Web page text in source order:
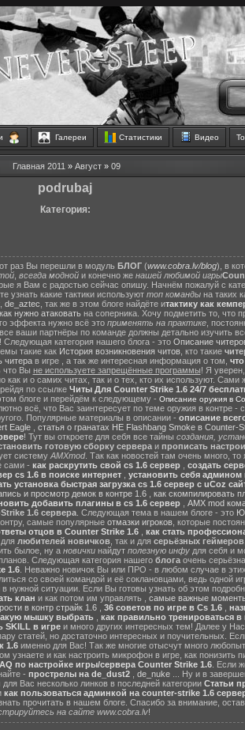
Галереи Статистики Видео
Главная 2011 » Август » 09
podrubaj
Категория:
раз Вы перешли в модуль БЛОГ (www.cobra.lv/blog), в
всегда модной и конечно же нашей любимой игры
я Вам с радостью сейчас опишу. Начнём пожалуй с
узнать какие тактики используют топ командына таких
de_aztec , так же в этом блоге найдёте итактику как
как нужно атаковать на соперника. Хочу подметить то, что
эффекта нужно всё это применять на практике,
все ваши партнёры по команде должны детально изучить
категория нашего блога - это Описание
такие как История возникновения читов , кто такие
читера в игре , а так же интересная информация о том,
что Вы не используете запрещённые программы! Я
как и о самих читах, так и о тех, кто их используют. Сами
по ссылке Читы Для Counter Strike 1.6 24/7
блоге и перейдём к следующему - Описание оружия в
всё, что Вас заинтересует по теме оружия в контре -
Популярные материалы в описании - описание
Eagle статья о гранатах HE Flashbang Smoke в Counter-
! Тут вы откроете для себя все тайны создания,
готовую сборку сервера и прописать
систему AMXmod. Так как новостей там очень много,
сами - как раскрутить свой cs 1.6 сервер
создать
cs 1.6 в поиске интернет
установить себя админом
установка быстрая загрузка cs 1.6 сервер с uCoz
и просмотр демок в контре 1.6 как скомпилировать
добавить плагины в cs 1.6 сервер, AMX mod
1.6 сервера . Следующая тема в нашем блоге - это
самые популярные отмазки игроков , которые
отцов в Counter Strike 1.6 как стать
любителей новичков , так и для серьёзных геймеров
былое, ну а новички найдут полезную инфу для себя и
Следующая категория нашего блогаочень
1.6. Неважно новичок Вы или ПРО - в любом случае в
со своей командой и её соклановцами, ведь одной
нужной ситуации. Если Вы готовы узнать об этом
клан и как потом им управлять , самые важные
в контр страйк 1.6 36 советов по игре в Cs 1.6
мышку выбрать, как правильно тренироваться в
SKILL в игреи много других интересных тем! Далее у
статей, но достаточно интересных и поучительных.
1.6именно для Вас! Так же многие отысчут много
узнаете и как настроить микрофон в игре, как понизить
по настройке игры/сервера Counter Strike 1.6 . Если
- прострелы на de_dust2, de_nuke... Ну и в
Вас несколько линков в последней категории Статьи
как пользоваться админкой на counter-strike 1.6
прочитать в нашем блоге. Спасибо за внимание,
на сайте www.cobra.lv!